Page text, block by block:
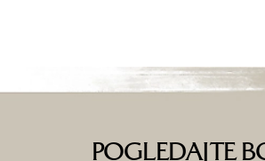
POGLEDAJTE